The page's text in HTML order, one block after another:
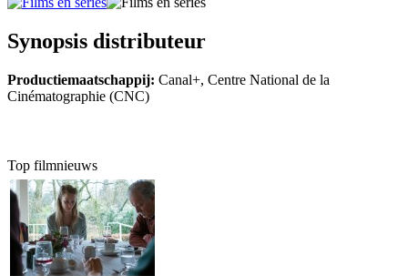
Synopsis distributeur
Productiemaatschappij: Canal+, Centre National de la
Cinématographie (CNC)
Top filmnieuws